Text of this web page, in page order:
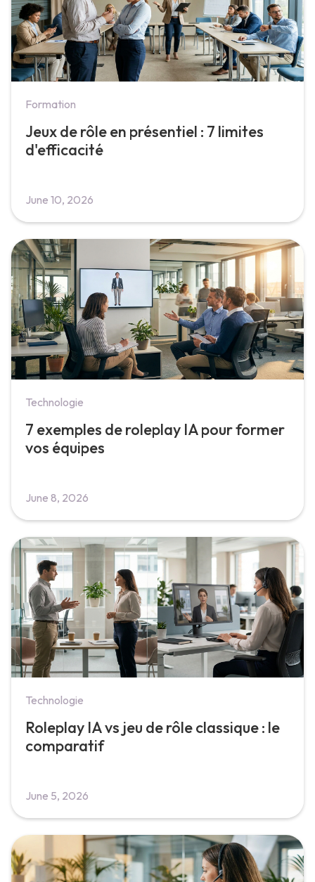
Formation
Jeux de rôle en présentiel : 7 limites
d'efficacité
June 10, 2026
Technologie
7 exemples de roleplay IA pour former
vos équipes
June 8, 2026
Technologie
Roleplay IA vs jeu de rôle classique : le
comparatif
June 5, 2026